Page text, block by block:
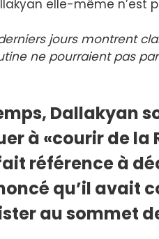
elle-même n’est
jours montrent
ne pourraient pas
Dallakyan
à «courir de la
référence à
qu’il avait
au sommet